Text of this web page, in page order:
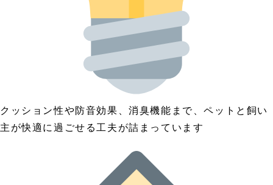
クッション性や防音効果、消臭機能まで、ペットと飼い
主が快適に過ごせる工夫が詰まっています